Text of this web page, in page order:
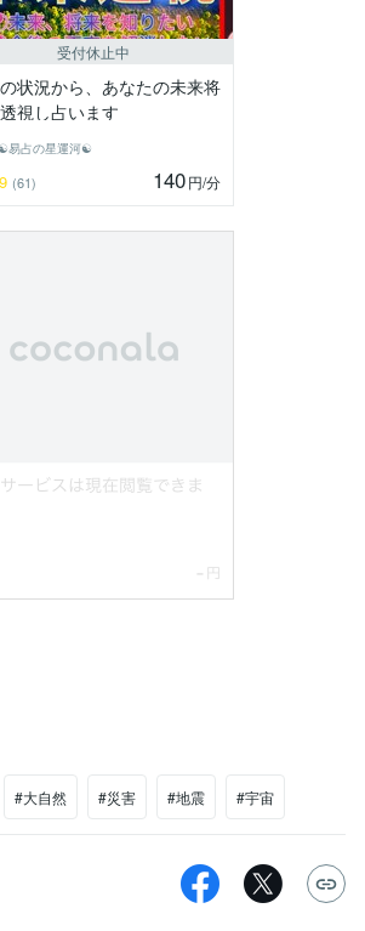
受付休止中
状況から、あなたの未来将
視し占います
☯易占の星運河☯
(61) 140円/分
#大自然 #災害 #地震 #宇宙